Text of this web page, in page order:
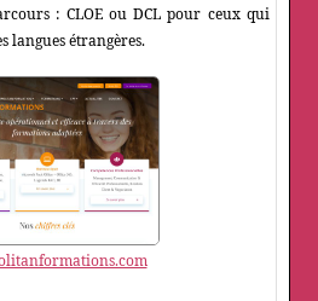
: CLOE ou DCL pour ceux qui
langues étrangères.